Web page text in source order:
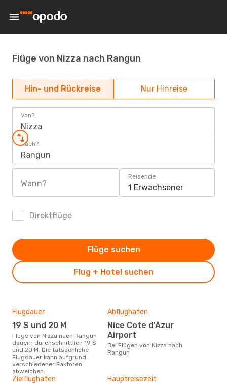
Flüge von Nizza nach Rangun
Hin- und Rückreise Nur Hinreise
Von?
Nizza
Nach?
Rangun
Wann?
Reisende
1 Erwachsener
Direktflüge
Flug + Hotel suchen
Flüge suchen
Flugdauer
19 S und 20 M
Flüge von Nizza nach Rangun
dauern durchschnittlich 19 S
und 20 M. Die tatsächliche
Flugdauer kann aufgrund
verschiedener Faktoren
abweichen.
Abflughafen
Nice Cote d'Azur
Airport
Bei Flügen von Nizza nach
Rangun
Zielflughafen Hauptreisezeit